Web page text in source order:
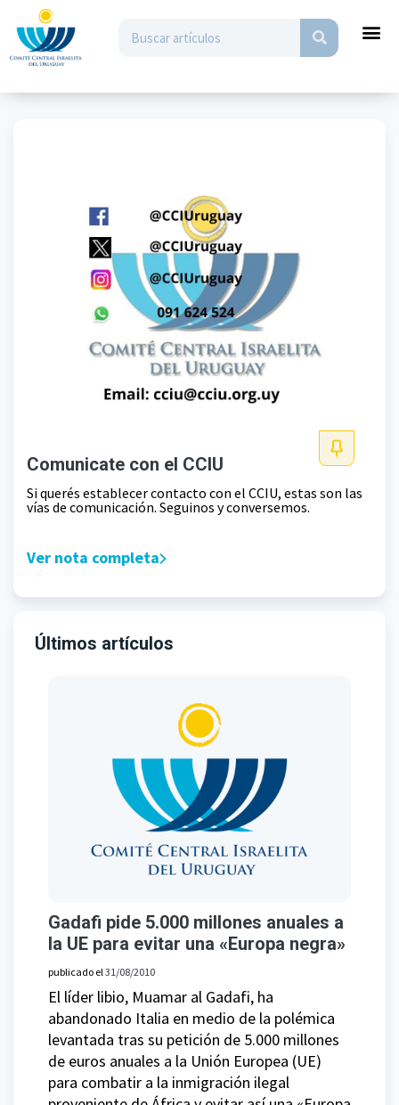
Comunicate con el CCIU
Si querés establecer contacto con el CCIU, estas son las
vías de comunicación. Seguinos y conversemos.
Ver nota completa
Últimos artículos
Gadafi pide 5.000 millones anuales a
la UE para evitar una «Europa negra»
publicado el31/08/2010
El líder libio, Muamar al Gadafi, ha
abandonado Italia en medio de la polémica
levantada tras su petición de 5.000 millones
de euros anuales a la Unión Europea (UE)
para combatir a la inmigración ilegal